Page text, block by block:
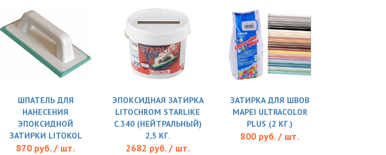
ШПАТЕЛЬ ДЛЯ
НАНЕСЕНИЯ
ЭПОКСИДНОЙ
ЗАТИРКИ LITOKOL
870 руб. / шт.
ЭПОКСИДНАЯ ЗАТИРКА
LITOCHROM STARLIKE
C.340 (НЕЙТРАЛЬНЫЙ)
2,5 КГ.
2682 руб. / шт.
ЗАТИРКА ДЛЯ ШВОВ
MAPEI ULTRACOLOR
PLUS (2 КГ.)
800 руб. / шт.